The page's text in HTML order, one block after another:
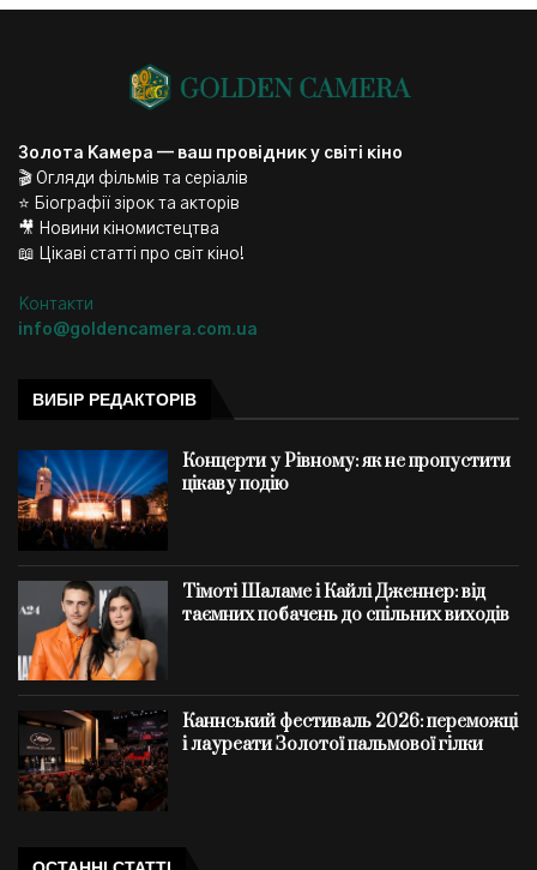
Золота Камера — ваш провідник у світі кіно
🎬 Огляди фільмів та серіалів
⭐ Біографії зірок та акторів
🎥 Новини кіномистецтва
📖 Цікаві статті про світ кіно!
Контакти
info@goldencamera.com.ua
ВИБІР РЕДАКТОРІВ
Концерти у Рівному: як не пропустити
цікаву подію
Тімоті Шаламе і Кайлі Дженнер: від
таємних побачень до спільних виходів
Каннський фестиваль 2026: переможці
і лауреати Золотої пальмової гілки